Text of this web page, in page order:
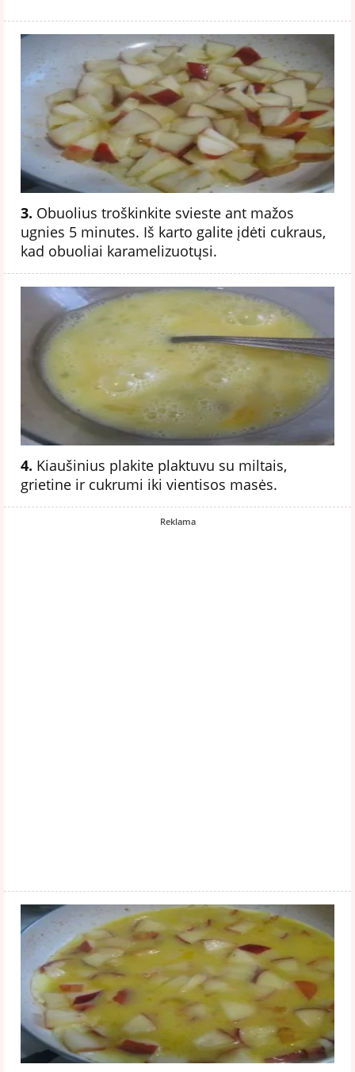
3. Obuolius troškinkite svieste ant mažos
ugnies 5 minutes. Iš karto galite įdėti cukraus,
kad obuoliai karamelizuotųsi.
4. Kiaušinius plakite plaktuvu su miltais,
grietine ir cukrumi iki vientisos masės.
Reklama